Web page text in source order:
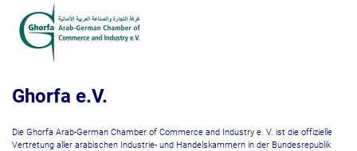
Ghorfa e.V.
Die Ghorfa Arab-German Chamber of Commerce and Industry e. V. ist die offizielle
Vertretung aller arabischen Industrie- und Handelskammern in der Bundesrepublik